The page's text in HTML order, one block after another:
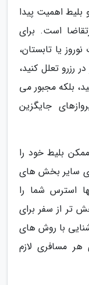
بلیط اهمیت پیدا
است. برای
یا تابستان،
رزرو تعلل کنید،
بلکه مجبور می
جایگزین
بلیط خود را
سایر بخش های
استرس شما را
تر از سفر برای
با روش های
هر مسافری لازم